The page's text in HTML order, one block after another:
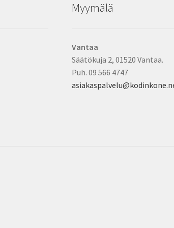
Myymälä
Vantaa
Säätökuja 2, 01520 Vantaa.
Puh. 09 566 4747